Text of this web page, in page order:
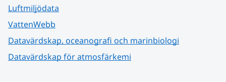
Luftmiljödata
VattenWebb
Datavärdskap, oceanografi och marinbiologi
Datavärdskap för atmosfärkemi